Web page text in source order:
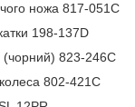
ножа 817-051C
198-137D
(чорний) 823-246C
802-421C